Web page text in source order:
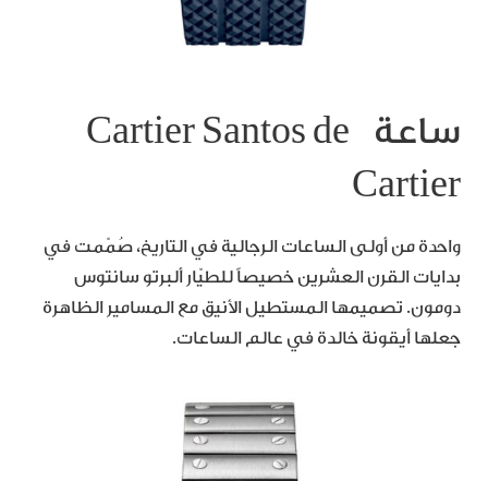
ساعة Cartier Santos de
Cartier
واحدة من أولى الساعات الرجالية في التاريخ، صُمّمت في
بدايات القرن العشرين خصيصاً للطيّار ألبرتو سانتوس
دومون. تصميمها المستطيل الأنيق مع المسامير الظاهرة
جعلها أيقونة خالدة في عالم الساعات.